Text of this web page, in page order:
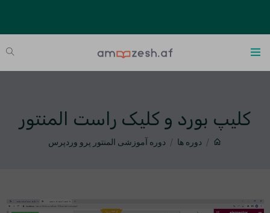
کلیپ بورد و کلیک راست المنتور
دوره ها دوره آموزشی المنتور پرو وردپرس